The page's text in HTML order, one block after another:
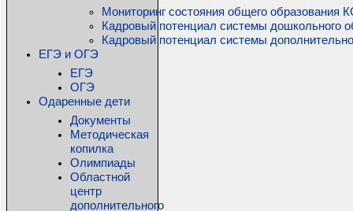
Мониторинг состояния общего образования
Кадровый потенциал системы дошкольного
Кадровый потенциал системы
ЕГЭ и ОГЭ
ЕГЭ
ОГЭ
Одаренные дети
Документы
Методическая
копилка
Олимпиады
Областной
центр
дополнительного